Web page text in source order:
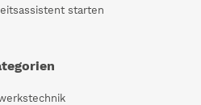
starten